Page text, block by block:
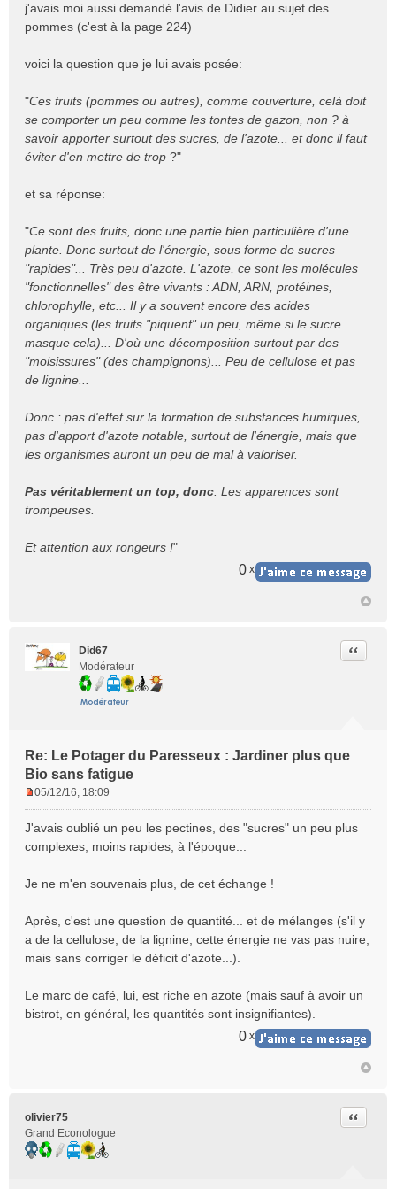
j'avais moi aussi demandé l'avis de Didier au sujet des
pommes (c'est à la page 224)
voici la question que je lui avais posée:
"Ces fruits (pommes ou autres), comme couverture, celà doit
se comporter un peu comme les tontes de gazon, non ? à
savoir apporter surtout des sucres, de l'azote... et donc il faut
éviter d'en mettre de trop ?"
et sa réponse:
"Ce sont des fruits, donc une partie bien particulière d'une
plante. Donc surtout de l'énergie, sous forme de sucres
"rapides"... Très peu d'azote. L'azote, ce sont les molécules
"fonctionnelles" des être vivants : ADN, ARN, protéines,
chlorophylle, etc... Il y a souvent encore des acides
organiques (les fruits "piquent" un peu, même si le sucre
masque cela)... D'où une décomposition surtout par des
"moisissures" (des champignons)... Peu de cellulose et pas
de lignine...
Donc : pas d'effet sur la formation de substances humiques,
pas d'apport d'azote notable, surtout de l'énergie, mais que
les organismes auront un peu de mal à valoriser.
Pas véritablement un top, donc . Les apparences sont
trompeuses.
Et attention aux rongeurs !"
0 x
Did67
Modérateur
Re: Le Potager du Paresseux : Jardiner plus que
Bio sans fatigue
Citer
s
s
g
o
n
l
05/12/16, 18:09
J'avais oublié un peu les pectines, des "sucres" un peu plus
complexes, moins rapides, à l'époque...
Je ne m'en souvenais plus, de cet échange !
Après, c'est une question de quantité... et de mélanges (s'il y
a de la cellulose, de la lignine, cette énergie ne vas pas nuire,
mais sans corriger le déficit d'azote...).
Le marc de café, lui, est riche en azote (mais sauf à avoir un
bistrot, en général, les quantités sont insignifiantes).
0 x
olivier75
Grand Econologue
Citer